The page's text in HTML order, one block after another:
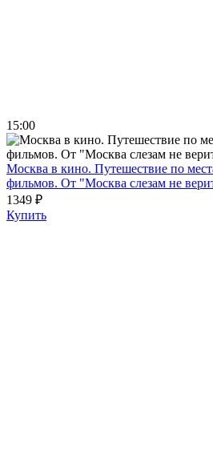
15:00
Москва в кино. Путешествие по
фильмов. От "Москва слезам не
1349 ₽
Купить